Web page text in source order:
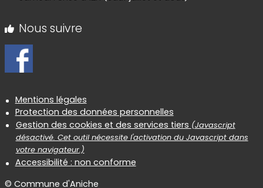
Nous suivre
Informations réglementaires
Mentions légales
Protection des données personnelles
Gestion des cookies et des services tiers (Javascript
désactivé. Cet outil nécessite l'activation du Javascript dans
votre navigateur.)
Accessibilité : non conforme
© Commune d'Aniche